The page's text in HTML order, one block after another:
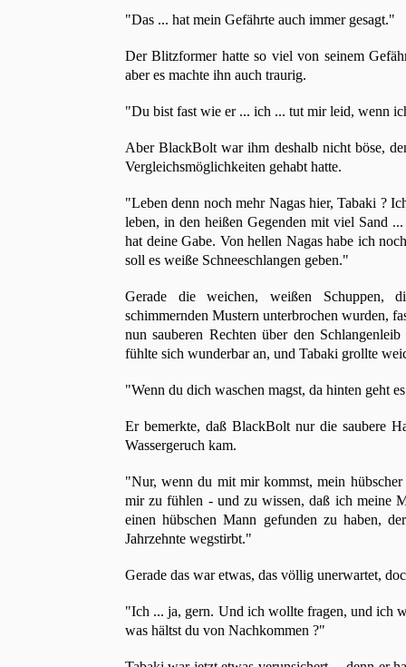
"Das ... hat mein Gefährte auch immer gesagt."
Der Blitzformer hatte so viel von seinem
aber es machte ihn auch traurig.
"Du bist fast wie er ... ich ... tut mir leid, wenn
Aber BlackBolt war ihm deshalb nicht böse,
Vergleichsmöglichkeiten gehabt hatte.
"Leben denn noch mehr Nagas hier, Tabaki ?
leben, in den heißen Gegenden mit viel Sand
hat deine Gabe. Von hellen Nagas habe ich
soll es weiße Schneeschlangen geben."
Gerade die weichen, weißen Schuppen,
schimmernden Mustern unterbrochen wurden,
nun sauberen Rechten über den
fühlte sich wunderbar an, und Tabaki grollte
"Wenn du dich waschen magst, da hinten geht
Er bemerkte, daß BlackBolt nur die saubere
Wassergeruch kam.
"Nur, wenn du mit mir kommst, mein
mir zu fühlen - und zu wissen, daß ich meine
einen hübschen Mann gefunden zu haben,
Jahrzehnte wegstirbt."
Gerade das war etwas, das völlig unerwartet,
"Ich ... ja, gern. Und ich wollte fragen, und ich
was hältst du von Nachkommen ?"